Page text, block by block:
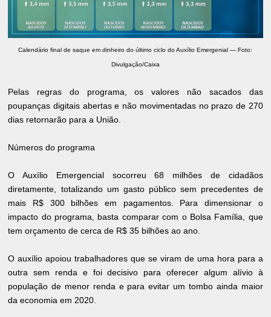
Calendário final de saque em dinheiro do último ciclo do Auxílio Emergenial — Foto:
Divulgação/Caixa
Pelas regras do programa, os valores não sacados das
poupanças digitais abertas e não movimentadas no prazo de 270
dias retornarão para a União.
Números do programa
O Auxílio Emergencial socorreu 68 milhões de cidadãos
diretamente, totalizando um gasto público sem precedentes de
mais R$ 300 bilhões em pagamentos. Para dimensionar o
impacto do programa, basta comparar com o Bolsa Família, que
tem orçamento de cerca de R$ 35 bilhões ao ano.
O auxílio apoiou trabalhadores que se viram de uma hora para a
outra sem renda e foi decisivo para oferecer algum alívio à
população de menor renda e para evitar um tombo ainda maior
da economia em 2020.